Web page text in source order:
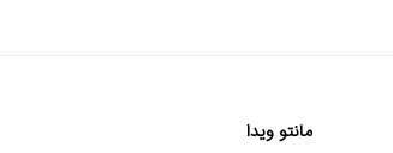
مانتو ویدا